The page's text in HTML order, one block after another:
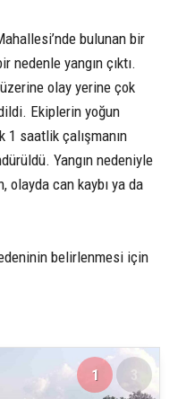
bulunan bir
nedenle yangın çıktı.
olay yerine çok
Ekiplerin yoğun
1 saatlik çalışmanın
Yangın nedeniyle
olayda can kaybı ya da
belirlenmesi için
1